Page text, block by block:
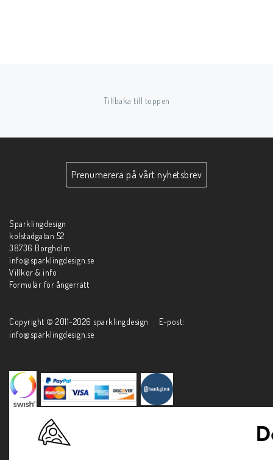
Tillbaka till toppen
Prenumerera på vårt nyhetsbrev
Sparklingdesign
kolstadgatan 52
38736 Borgholm
info@sparklingdesign.se
Villkor & info
Formulär för ångerrätt
Copyright © 2011-2026 sparklingdesign E-post:
info@sparklingdesign.se